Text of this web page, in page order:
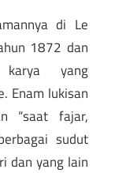
di Le
1872 dan
karya yang
Enam lukisan
“saat fajar,
sudut
dan yang lain